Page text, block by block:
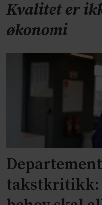
Kvalitet er
økonomi
takstkritikk: